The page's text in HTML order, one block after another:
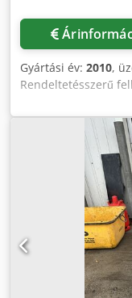
Gyártási év: 2010,
Rendeltetésszerű
információért
építés éve 2010
45 Felszerelések :
3500 előfúró hajtás
CAT313 kW
Légkondicionálás